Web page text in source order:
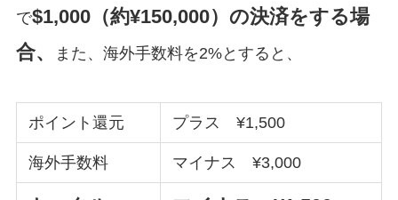
で$1,000（約¥150,000）の決済をする場
合、
また、海外手数料を2%とすると、
ポイント還元 プラス ¥1,500
海外手数料 マイナス ¥3,000